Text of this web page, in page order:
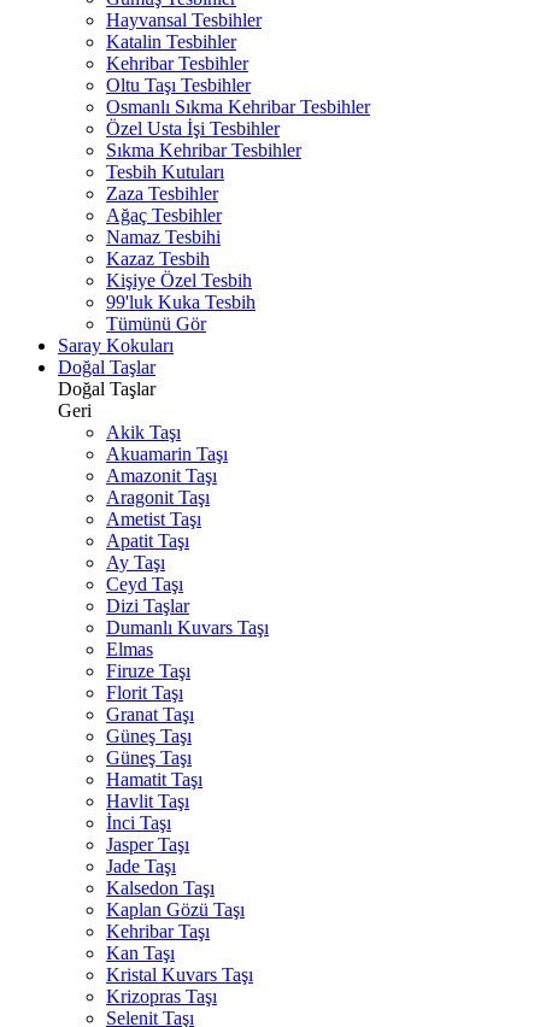
Hayvansal Tesbihler
Katalin Tesbihler
Kehribar Tesbihler
Oltu Taşı Tesbihler
Osmanlı Sıkma Kehribar Tesbihler
Özel Usta İşi Tesbihler
Sıkma Kehribar Tesbihler
Tesbih Kutuları
Zaza Tesbihler
Ağaç Tesbihler
Namaz Tesbihi
Kazaz Tesbih
Kişiye Özel Tesbih
99'luk Kuka Tesbih
Tümünü Gör
Saray Kokuları
Doğal Taşlar
Doğal Taşlar
Geri
Akik Taşı
Akuamarin Taşı
Amazonit Taşı
Aragonit Taşı
Ametist Taşı
Apatit Taşı
Ay Taşı
Ceyd Taşı
Dizi Taşlar
Dumanlı Kuvars Taşı
Elmas
Firuze Taşı
Florit Taşı
Granat Taşı
Güneş Taşı
Güneş Taşı
Hamatit Taşı
Havlit Taşı
İnci Taşı
Jasper Taşı
Jade Taşı
Kalsedon Taşı
Kaplan Gözü Taşı
Kehribar Taşı
Kan Taşı
Kristal Kuvars Taşı
Krizopras Taşı
Selenit Taşı